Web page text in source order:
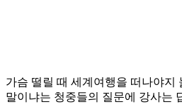
가슴 떨릴 때 세계여행을 떠나야지
말이냐는 청중들의 질문에 강사는